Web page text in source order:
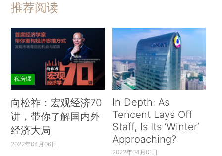
推荐阅读
私房课
向松祚：宏观经济70
讲，带你了解国内外
经济大局
2022年04月06日
In Depth: As
Tencent Lays Off
Staff, Is Its ‘Winter’
Approaching?
2022年04月01日